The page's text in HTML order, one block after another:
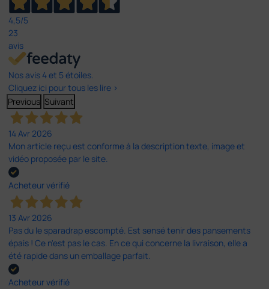
4,5/5
23
avis
Nos avis 4 et 5 étoiles.
Cliquez ici pour tous les lire >
Previous Suivant
14 Avr 2026
Mon article reçu est conforme à la description texte, image et
vidéo proposée par le site.
Acheteur vérifié
13 Avr 2026
Pas du le sparadrap escompté. Est sensé tenir des pansements
épais ! Ce n'est pas le cas. En ce qui concerne la livraison, elle a
été rapide dans un emballage parfait.
Acheteur vérifié